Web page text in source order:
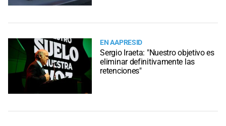
EN AAPRESID
Sergio Iraeta: "Nuestro objetivo es
eliminar definitivamente las
retenciones"